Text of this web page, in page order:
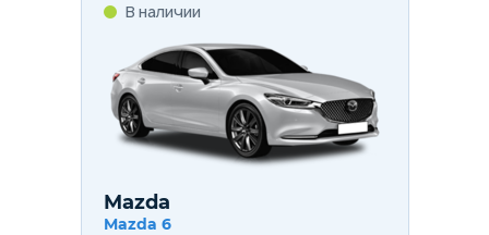
В наличии
Mazda
Mazda 6